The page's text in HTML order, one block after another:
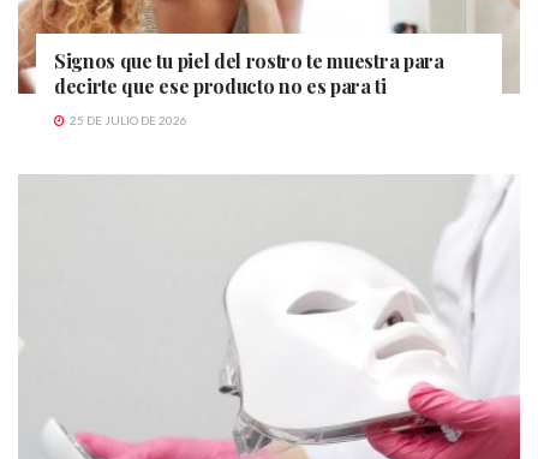
Signos que tu piel del rostro te muestra para
decirte que ese producto no es para ti
25 DE JULIO DE 2026